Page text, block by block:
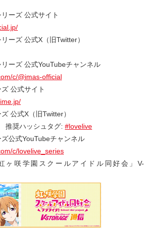
ーズ 公式サイト
ーズ 公式X（旧Twitter）
ーズ 公式YouTubeチャンネル
c/@imas-official
公式サイト
公式X（旧Twitter）
奨ハッシュタグ: #lovelive
公式YouTubeチャンネル
c/lovelive_series
ヶ咲学園スクールアイドル同好会」V-